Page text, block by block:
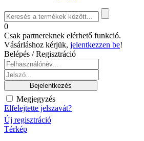
0
Csak partnereknek elérhető funkció.
Vásárláshoz kérjük, jelentkezzen be!
Belépés / Regisztráció
Megjegyzés
Elfelejtette jelszavát?
Új regisztráció
Térkép